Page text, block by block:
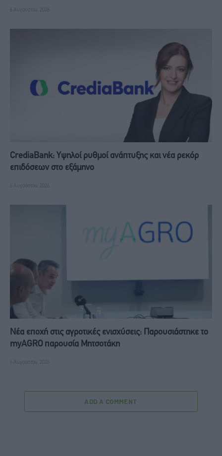
6 Αυγούστου, 2026
CrediaBank: Υψηλοί ρυθμοί ανάπτυξης και νέα ρεκόρ
επιδόσεων στο εξάμηνο
6 Αυγούστου, 2026
Νέα εποχή στις αγροτικές ενισχύσεις: Παρουσιάστηκε το
myAGRO παρουσία Μητσοτάκη
6 Αυγούστου, 2026
ADD A COMMENT